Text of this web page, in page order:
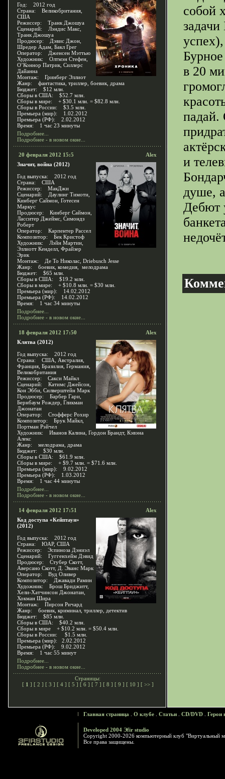
Год: 2012 год
Страна: Великобритания,
США
Режиссер: Транк Джошуа
Сценарий: Лэндис Макс,
Транк Джошуа
Продюсер: Дэвис Джон,
Шредер Адам, Бакл Грег
Оператор: Дженсен Мэттью
Художник: Олтмэн Стефен,
О’Коннор Патрик, Силлерс
Дайанна
Монтаж: Гринберг Эллиот
Жанр: фантастика, триллер, боевик, драма
Бюджет: $12 млн.
Сборы в США: $52.7 млн.
Сборы в мире: + $30.1 млн. = $82.8 млн.
Сборы в России: $3.5 млн.
Премьера (мир): 1.02.2012
Премьера (РФ): 2.02.2012
Время: 1 час 23 минуты
Подробнее...
Подробнее - в новом окне...
20 февраля 2012 15:5
Alex
Значит, война (2012)
Год выпуска: 2012 год
Страна: США
Режиссер: МакДжи
Сценарий: Даулинг Тимоти,
Кинберг Саймон, Готесен
Маркус
Продюсер: Кинберг Саймон,
Ласситер Джеймс, Симондз
Роберт
Оператор: Карпентер Рассел
Композитор: Бек Кристоф
Художник: Лэйн Мартин,
Эллиотт Кенделл, Фрайзер
Эрик
Монтаж: Де То Николас, Driebusch Jesse
Жанр: боевик, комедия, мелодрама
Бюджет: $65 млн.
Сборы в США: $19.2 млн.
Сборы в мире: + $10.8 млн. = $30 млн.
Премьера (мир): 14.02.2012
Премьера (РФ): 14.02.2012
Время: 1 час 34 минуты
Подробнее...
Подробнее - в новом окне...
18 февраля 2012 17:50
Alex
Клятва (2012)
Год выпуска: 2012 год
Страна: США, Австралия,
Франция, Бразилия, Германия,
Великобритания
Режиссер: Сакси Майкл
Сценарий: Катимс Джейсон,
Кон Эбби, Силверштейн Марк
Продюсер: Барбер Гари,
Бернбаум Рождер, Гликман
Джонатан
Оператор: Стофферс Рохир
Композитор: Брук Майкл,
Портман Рэйчел
Художник: Иванов Калина, Гордон Брандт, Кэвэна
Алекс
Жанр: мелодрама, драма
Бюджет: $30 млн.
Сборы в США: $61.9 млн.
Сборы в мире: + $9.7 млн. = $71.6 млн.
Премьера (мир): 9.02.2012
Премьера (РФ): 1.03.2012
Время: 1 час 44 минуты
Подробнее...
Подробнее - в новом окне...
14 февраля 2012 17:51
Alex
Код доступа «Кейптаун»
(2012)
Год выпуска: 2012 год
Страна: ЮАР, США
Режиссер: Эспиноза Дэниэл
Сценарий: Гуггенхейм Дэвид
Продюсер: Стубер Скотт,
Аверсано Скотт, Д. Эванс Марк
Оператор: Вуд Оливер
Композитор: Джавади Рамин
Художник: Брош Бриджитт,
Хели-Хатчинсон Джонатан,
Хокман Шира
Монтаж: Пирсон Ричард
Жанр: боевик, криминал, триллер, детектив
Бюджет: $85 млн.
Сборы в США: $40.2 млн.
Сборы в мире + $10.2 млн. = $50.4 млн.
Сборы в России: $1.5 млн.
Премьера (мир): 2.02.2012
Премьера (РФ): 9.02.2012
Время: 1 час 55 минут
Подробнее...
Подробнее - в новом окне...
Страницы:
[ 1 ] [ 2 ] [ 3 ] [ 4 ] [ 5 ] [ 6 ] [ 7 ] [ 8 ] [ 9 ] [ 10 ] [ >> ]
собой
в 20
падай.
и
душе,
Дебют
Главная страница О клубе Статьи CD/DVD Герои
Developed 2004 Эfir studio
Copyright 2000-2026 компьютерный клуб "Виртуальный
Все права защищены.